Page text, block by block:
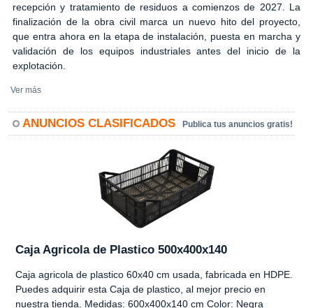
recepción y tratamiento de residuos a comienzos de 2027. La
finalización de la obra civil marca un nuevo hito del proyecto,
que entra ahora en la etapa de instalación, puesta en marcha y
validación de los equipos industriales antes del inicio de la
explotación.
Ver más
ANUNCIOS CLASIFICADOS Publica tus anuncios gratis!
Caja Agricola de Plastico 500x400x140
Caja agricola de plastico 60x40 cm usada, fabricada en HDPE.
Puedes adquirir esta Caja de plastico, al mejor precio en
nuestra tienda. Medidas: 600x400x140 cm Color: Negra